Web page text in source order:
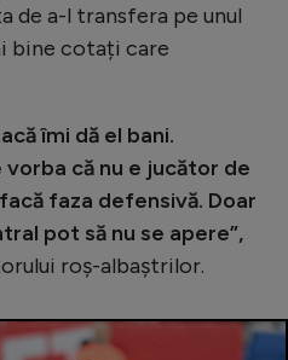
de a-l transfera pe unul
bine cotați care
îmi dă el bani.
că nu e jucător de
faza defensivă. Doar
pot să nu se apere”,
roș-albaștrilor.